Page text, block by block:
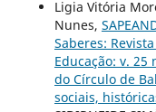
Ligia Vitória
Nunes,
Saberes:
Educação: v. 25
do Círculo de
sociais,